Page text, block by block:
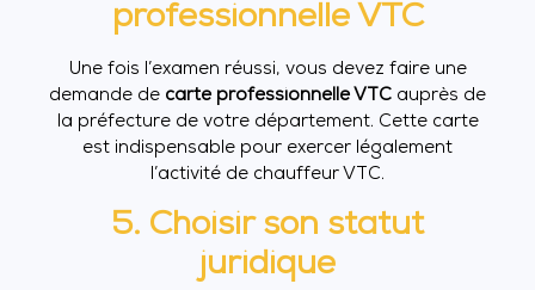
professionnelle VTC
Une fois l’examen réussi, vous devez faire une
demande de carte professionnelle VTC auprès de
la préfecture de votre département. Cette carte
est indispensable pour exercer légalement
l’activité de chauffeur VTC.
5. Choisir son statut
juridique